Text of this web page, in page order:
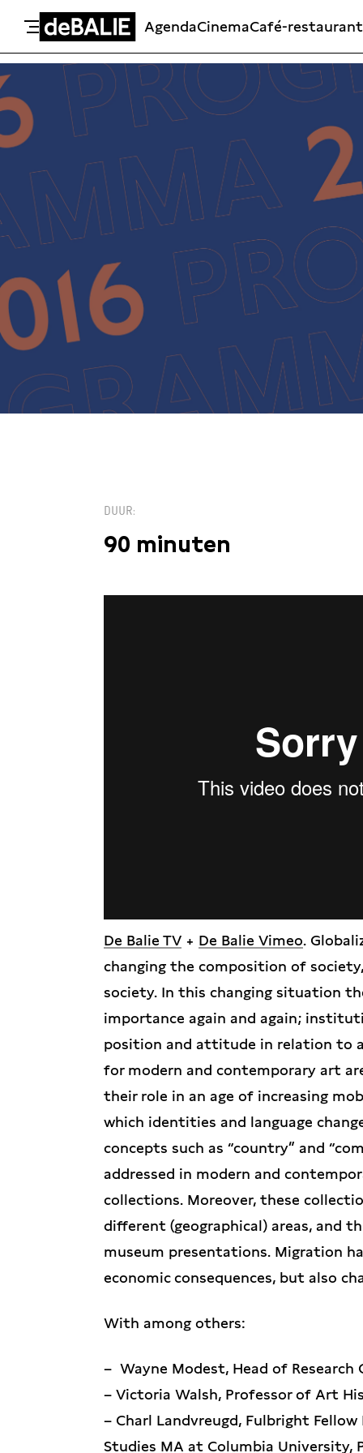
Meteen naar de content
De Balie
AgendaCinemaCafé-restaurant
DUUR
90 minuten
De Balie TV + De Balie Vimeo.
changing the composition of
society. In this changing situation
importance again and again;
position and attitude in relation to
for modern and contemporary art
their role in an age of increasing
which identities and language
concepts such as “country” and
addressed in modern and
collections. Moreover, these
different (geographical) areas, and
museum presentations. Migration
economic consequences, but also
With among others:
– Wayne Modest, Head of
– Victoria Walsh, Professor of Art
– Charl Landvreugd, Fulbright
Studies MA at Columbia University,